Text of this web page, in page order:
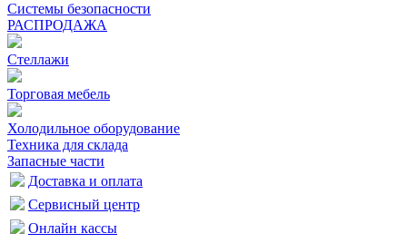
Системы безопасности
РАСПРОДАЖА
Стеллажи
Торговая мебель
Холодильное оборудование
Техника для склада
Запасные части
Доставка и оплата
Сервисный центр
Онлайн кассы